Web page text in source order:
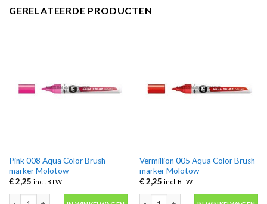
GERELATEERDE PRODUCTEN
Pink 008 Aqua Color Brush
marker Molotow
€2,25 incl. BTW
Vermillion 005 Aqua Color Brush
marker Molotow
€2,25 incl. BTW